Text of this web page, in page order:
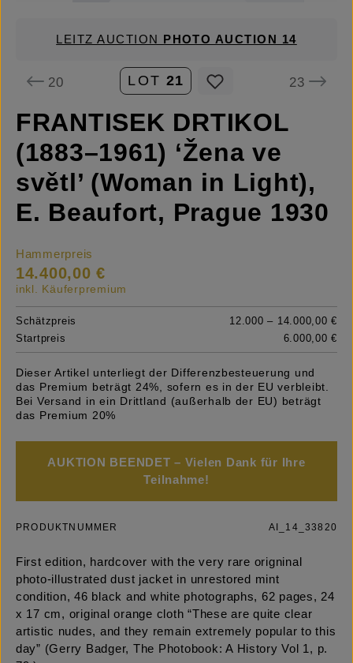
LEITZ AUCTION PHOTO AUCTION 14
20 LOT 21 23
FRANTISEK DRTIKOL
(1883–1961) ‘Žena ve
světl’ (Woman in Light),
E. Beaufort, Prague 1930
Hammerpreis
14.400,00 €
inkl. Käuferpremium
Schätzpreis
12.000 – 14.000,00 €
Startpreis
6.000,00 €
Dieser Artikel unterliegt der Differenzbesteuerung und
das Premium beträgt 24%, sofern es in der EU verbleibt.
Bei Versand in ein Drittland (außerhalb der EU) beträgt
das Premium 20%
AUKTION BEENDET – Vielen Dank für Ihre
Teilnahme!
PRODUKTNUMMER AI_14_33820
First edition, hardcover with the very rare origninal
photo-illustrated dust jacket in unrestored mint
condition, 46 black and white photographs, 62 pages, 24
x 17 cm, original orange cloth “These are quite clear
artistic nudes, and they remain extremely popular to this
day” (Gerry Badger, The Photobook: A History Vol 1, p.